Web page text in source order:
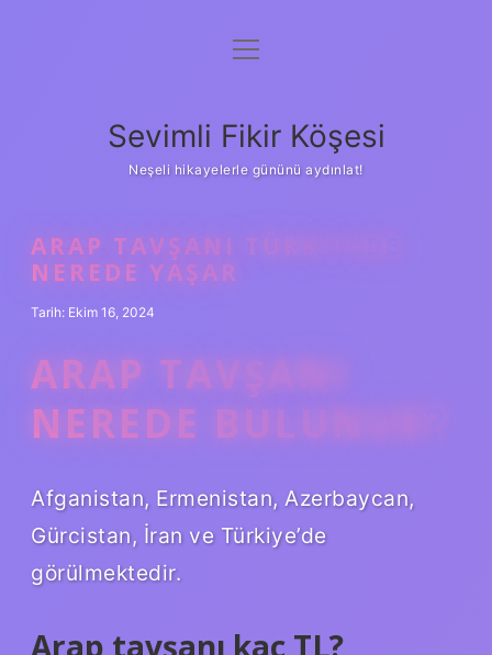
Anasayfa
Yasal Uyarı
menüyü
Sevimli Fikir Köşesi
Neşeli hikayelerle gününü aydınlat!
ARAP TAVŞANI TÜRKIYEDE
NEREDE YAŞAR
Tarih: Ekim 16, 2024
ARAP TAVŞANI
NEREDE BULUNUR?
Afganistan, Ermenistan, Azerbaycan,
Gürcistan, İran ve Türkiye’de
görülmektedir.
Arap tavşanı kaç TL?